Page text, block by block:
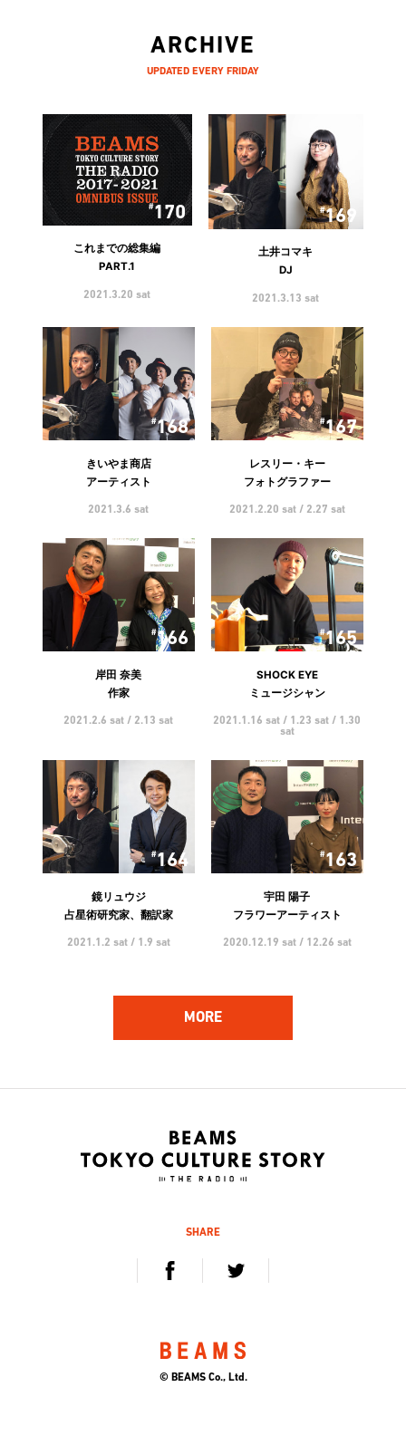
ARCHIVE
UPDATED EVERY FRIDAY
170
これまでの総集編
PART.1
2021.3.20 sat
169
土井コマキ
DJ
2021.3.13 sat
168
きいやま商店
アーティスト
2021.3.6 sat
167
レスリー・キー
フォトグラファー
2021.2.20 sat / 2.27 sat
166
岸田 奈美
作家
2021.2.6 sat / 2.13 sat
165
SHOCK EYE
ミュージシャン
2021.1.16 sat / 1.23 sat / 1.30
sat
164
鏡リュウジ
占星術研究家、翻訳家
2021.1.2 sat / 1.9 sat
163
宇田 陽子
フラワーアーティスト
2020.12.19 sat / 12.26 sat
2020.12.5 sat / 12.12 sat
2020.11.21 sat / 11.28 sat
キーボーディスト、プロデュ
デジタルハリウッド大学 学
MORE
SHARE
© BEAMS Co., Ltd.